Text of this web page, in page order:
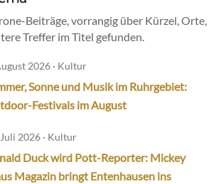
Beiträge, vorrangig über Kürzel, Orte,
Treffer im Titel gefunden.
2026 · Kultur
Sonne und Musik im Ruhrgebiet:
Festivals im August
2026 · Kultur
Duck wird Pott-Reporter: Mickey
Magazin bringt Entenhausen ins